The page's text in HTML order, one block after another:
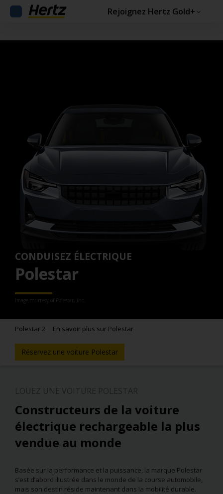
Rejoignez Hertz Gold+
CONDUISEZ ÉLECTRIQUE
Polestar
Image courtesy of Polestar, Inc.
Polestar 2 En savoir plus sur Polestar
Réservez une voiture Polestar
Constructeurs de la voiture
électrique rechargeable la plus
vendue au monde
Basée sur la performance et la puissance, la marque Polestar
s’est d’abord illustrée dans le monde de la course automobile,
mais son destin réside maintenant dans la mobilité durable.